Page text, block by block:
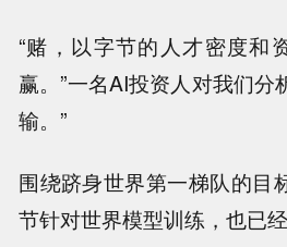
“赌，以字节的人才密度和
赢。”一名AI投资人对我们分
输。”
围绕跻身世界第一梯队的目
节针对世界模型训练，也已